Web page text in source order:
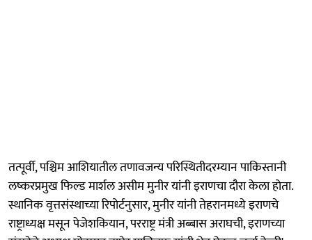
तत्पूर्वी, पश्चिम आशियातील तणावजन्य परिस्थितीदरम्यान पाकिस्तानी
लष्करप्रमुख फिल्ड मार्शल असीम मुनीर यांनी इराणचा दौरा केला होता.
स्थानिक वृत्तसंस्थाच्या रिपोर्टनुसार, मुनीर यांनी तेहरानमध्ये इराणचे
राष्ट्राध्यक्ष मसून पेजेशकियान, परराष्ट्र मंत्री अब्बास अराघची, इराणच्या